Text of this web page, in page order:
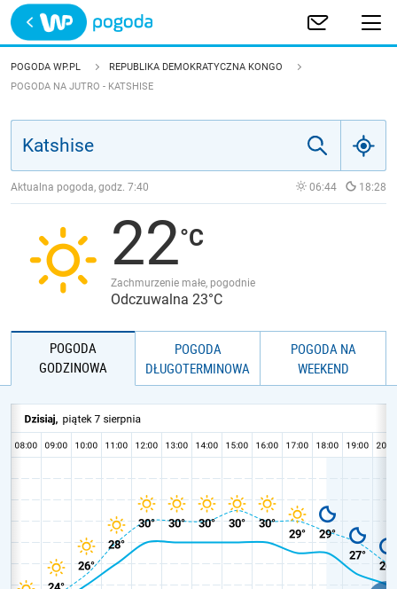
Trwa ładowanie
POLSKA
JAKOŚĆ POWIETRZA
POGODA WP.PL
REPUBLIKA DEMOKRATYCZNA KONGO
POGODA NA JUTRO - KATSHISE
Aktualna pogoda, godz. 7:40 06:44 18:28
22
Zachmurzenie małe, pogodnie
Odczuwalna 23°C
POGODA
GODZINOWA
POGODA
DŁUGOTERMINOWA
POGODA NA
WEEKEND